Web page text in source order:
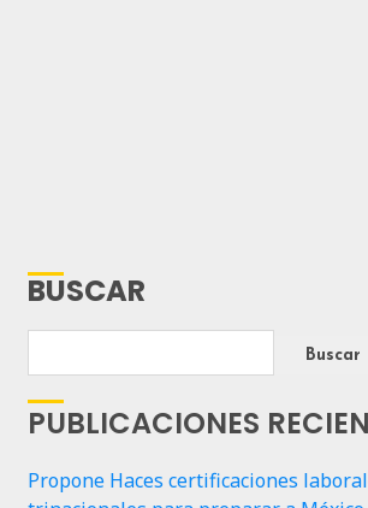
BUSCAR
Buscar
PUBLICACIONES
Propone Haces certificaciones